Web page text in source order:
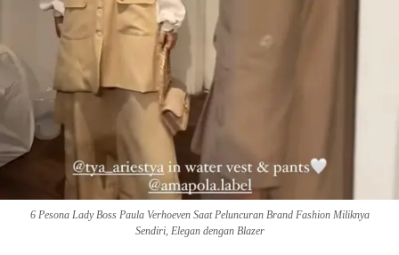
6 Pesona Lady Boss Paula Verhoeven Saat Peluncuran Brand Fashion Miliknya
Sendiri, Elegan dengan Blazer